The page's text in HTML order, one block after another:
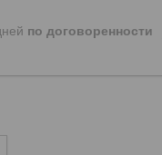
по договоренности